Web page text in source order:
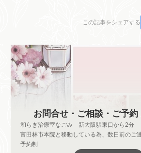
この記事をシェアする
お問合せ・ご相談・ご予約
和らぎ治療室なごみ 新大阪駅東口から2分
富田林市本院と移動している為、数日前のご
予約制